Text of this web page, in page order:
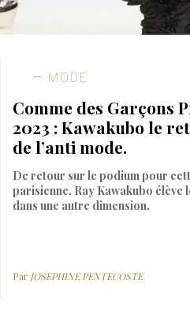
MODE
Comme des Garçons
2023 : Kawakubo le
de l’anti mode.
De retour sur le podium pour
parisienne, Ray Kawakubo élève
dans une autre dimension.
Par JOSEPHINE PENTECOSTE